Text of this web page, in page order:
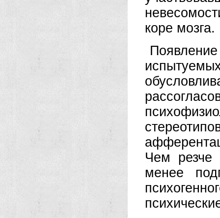
коре мозга.
Чем резче
менее